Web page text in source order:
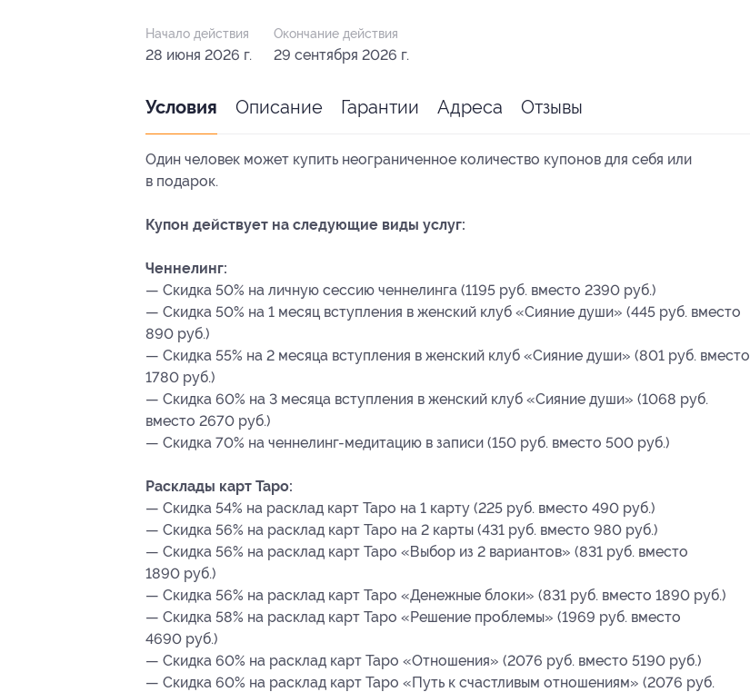
Начало действия
28 июня 2026 г.
Окончание действия
29 сентября 2026 г.
Условия Описание Гарантии Адреса Отзывы
Один человек может купить неограниченное количество купонов для себя или
в подарок.
Купон действует на следующие виды услуг:
Ченнелинг:
— Скидка 50% на личную сессию ченнелинга (1195 руб. вместо 2390 руб.)
— Скидка 50% на 1 месяц вступления в женский клуб «Сияние души» (445 руб. вместо
890 руб.)
— Скидка 55% на 2 месяца вступления в женский клуб «Сияние души» (801 руб. вместо
1780 руб.)
— Скидка 60% на 3 месяца вступления в женский клуб «Сияние души» (1068 руб.
вместо 2670 руб.)
— Скидка 70% на ченнелинг-медитацию в записи (150 руб. вместо 500 руб.)
Расклады карт Таро:
— Скидка 54% на расклад карт Таро на 1 карту (225 руб. вместо 490 руб.)
— Скидка 56% на расклад карт Таро на 2 карты (431 руб. вместо 980 руб.)
— Скидка 56% на расклад карт Таро «Выбор из 2 вариантов» (831 руб. вместо
1890 руб.)
— Скидка 56% на расклад карт Таро «Денежные блоки» (831 руб. вместо 1890 руб.)
— Скидка 58% на расклад карт Таро «Решение проблемы» (1969 руб. вместо
4690 руб.)
— Скидка 60% на расклад карт Таро «Отношения» (2076 руб. вместо 5190 руб.)
— Скидка 60% на расклад карт Таро «Путь к счастливым отношениям» (2076 руб.